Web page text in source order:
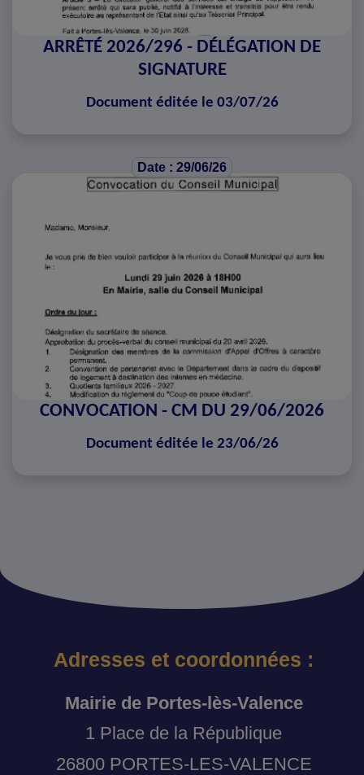
ARRÊTÉ 2026/296 - DÉLÉGATION DE
SIGNATURE
Document éditée le 03/07/26
Date : 29/06/26
CONVOCATION - CM DU 29/06/2026
Document éditée le 23/06/26
Adresses et coordonnées :
Mairie de Portes-lès-Valence
1 Place de la République
26800 PORTES-LES-VALENCE